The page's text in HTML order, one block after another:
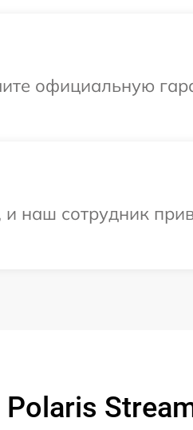
официальную
сотрудник